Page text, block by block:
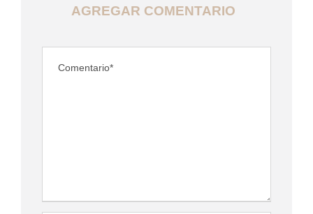
AGREGAR COMENTARIO